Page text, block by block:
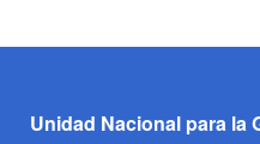
Unidad Nacional para la